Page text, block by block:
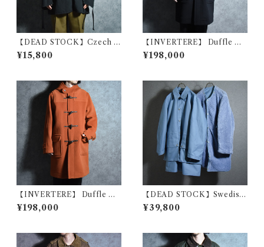
【DEAD STOCK】Czech A
rmy Cotton Snow Camoufl
age Parka チェコ軍 コットン
¥15,800
【INVERTERE】 Duffle Co
at Fabric by Joshua Ellis イ
ンバーティア ダッフルコート
¥198,000
【INVERTERE】 Duffle Co
at Fabric by Joshua Ellis イ
ンバーティア ダッフルコート
¥198,000
【DEAD STOCK】Swedish
Army M59 Field Coat & Bo
a Liner スウェーデン軍 フィ
¥39,800